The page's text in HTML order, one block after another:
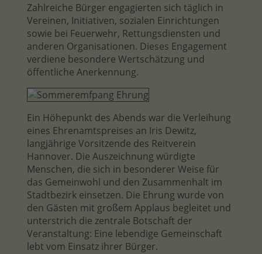
Zahlreiche Bürger engagierten sich täglich in
Vereinen, Initiativen, sozialen Einrichtungen
sowie bei Feuerwehr, Rettungsdiensten und
anderen Organisationen. Dieses Engagement
verdiene besondere Wertschätzung und
öffentliche Anerkennung.
Ein Höhepunkt des Abends war die Verleihung
eines Ehrenamtspreises an Iris Dewitz,
langjährige Vorsitzende des Reitverein
Hannover. Die Auszeichnung würdigte
Menschen, die sich in besonderer Weise für
das Gemeinwohl und den Zusammenhalt im
Stadtbezirk einsetzen. Die Ehrung wurde von
den Gästen mit großem Applaus begleitet und
unterstrich die zentrale Botschaft der
Veranstaltung: Eine lebendige Gemeinschaft
lebt vom Einsatz ihrer Bürger.